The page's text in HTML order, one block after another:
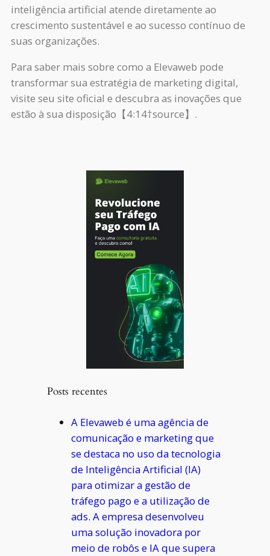
inteligência artificial atende diretamente ao
crescimento sustentável e ao sucesso contínuo de
suas organizações.
Para saber mais sobre como a Elevaweb pode
transformar sua estratégia de marketing digital,
visite seu site oficial e descubra as inovações que
estão à sua disposição【4:14†source】.
Posts recentes
A Elevaweb é uma agência de
comunicação e marketing que
se destaca no uso da tecnologia
de Inteligência Artificial (IA)
para otimizar a gestão de
tráfego pago e a utilização de
ads. A empresa desenvolveu
uma solução inovadora por
meio de robôs e IA que supera